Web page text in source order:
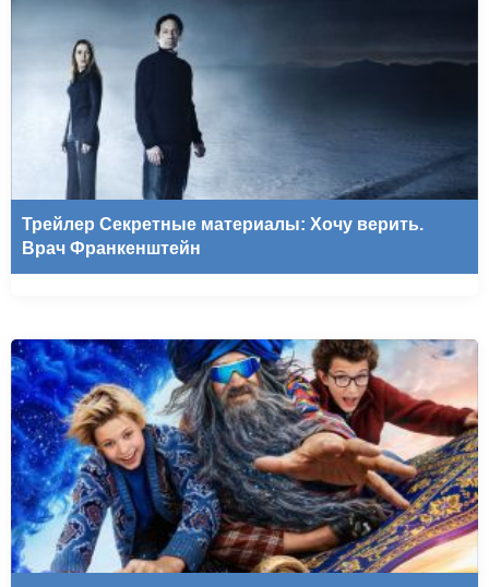
Трейлер Секретные материалы: Хочу верить.
Врач Франкенштейн